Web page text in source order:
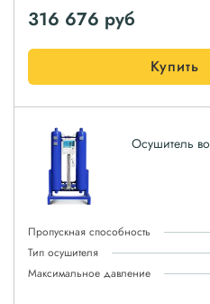
316 676 руб
Купить
Осушитель
Пропускная способность
Тип осушителя
Максимальное давление